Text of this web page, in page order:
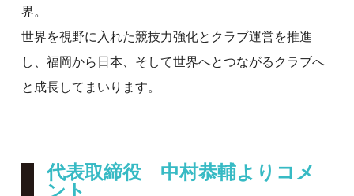
界。
世界を視野に入れた競技力強化とクラブ運営を推進
し、福岡から日本、そして世界へとつながるクラブへ
と成長してまいります。
代表取締役 中村恭輔よりコメ
ント